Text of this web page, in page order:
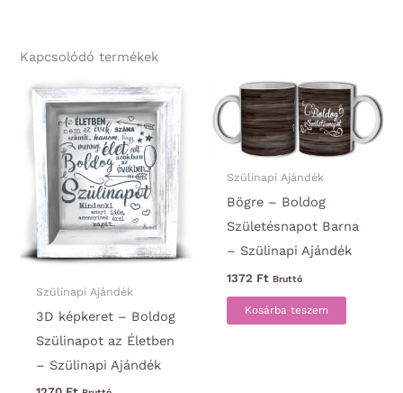
Kapcsolódó termékek
Szülinapi Ajándék
3D képkeret – Boldog
Szülinapot az Életben
– Szülinapi Ajándék
Szülinapi Ajándék
Bögre – Boldog
Születésnapot Barna
– Szülinapi Ajándék
1372 Ft Bruttó
Kosárba teszem